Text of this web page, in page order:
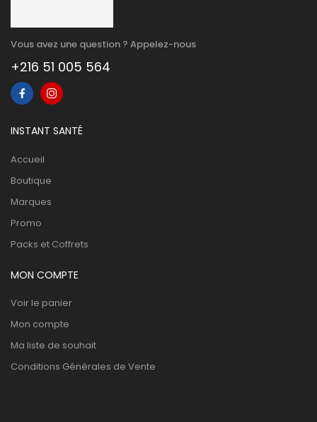
Vous avez une question ? Appelez-nous
+216 51 005 564
INSTANT SANTÉ
Accueil
Boutique
Marques
Promo
Packs et Coffrets
MON COMPTE
Voir le panier
Mon compte
Ma liste de souhait
Conditions Générales de Vente